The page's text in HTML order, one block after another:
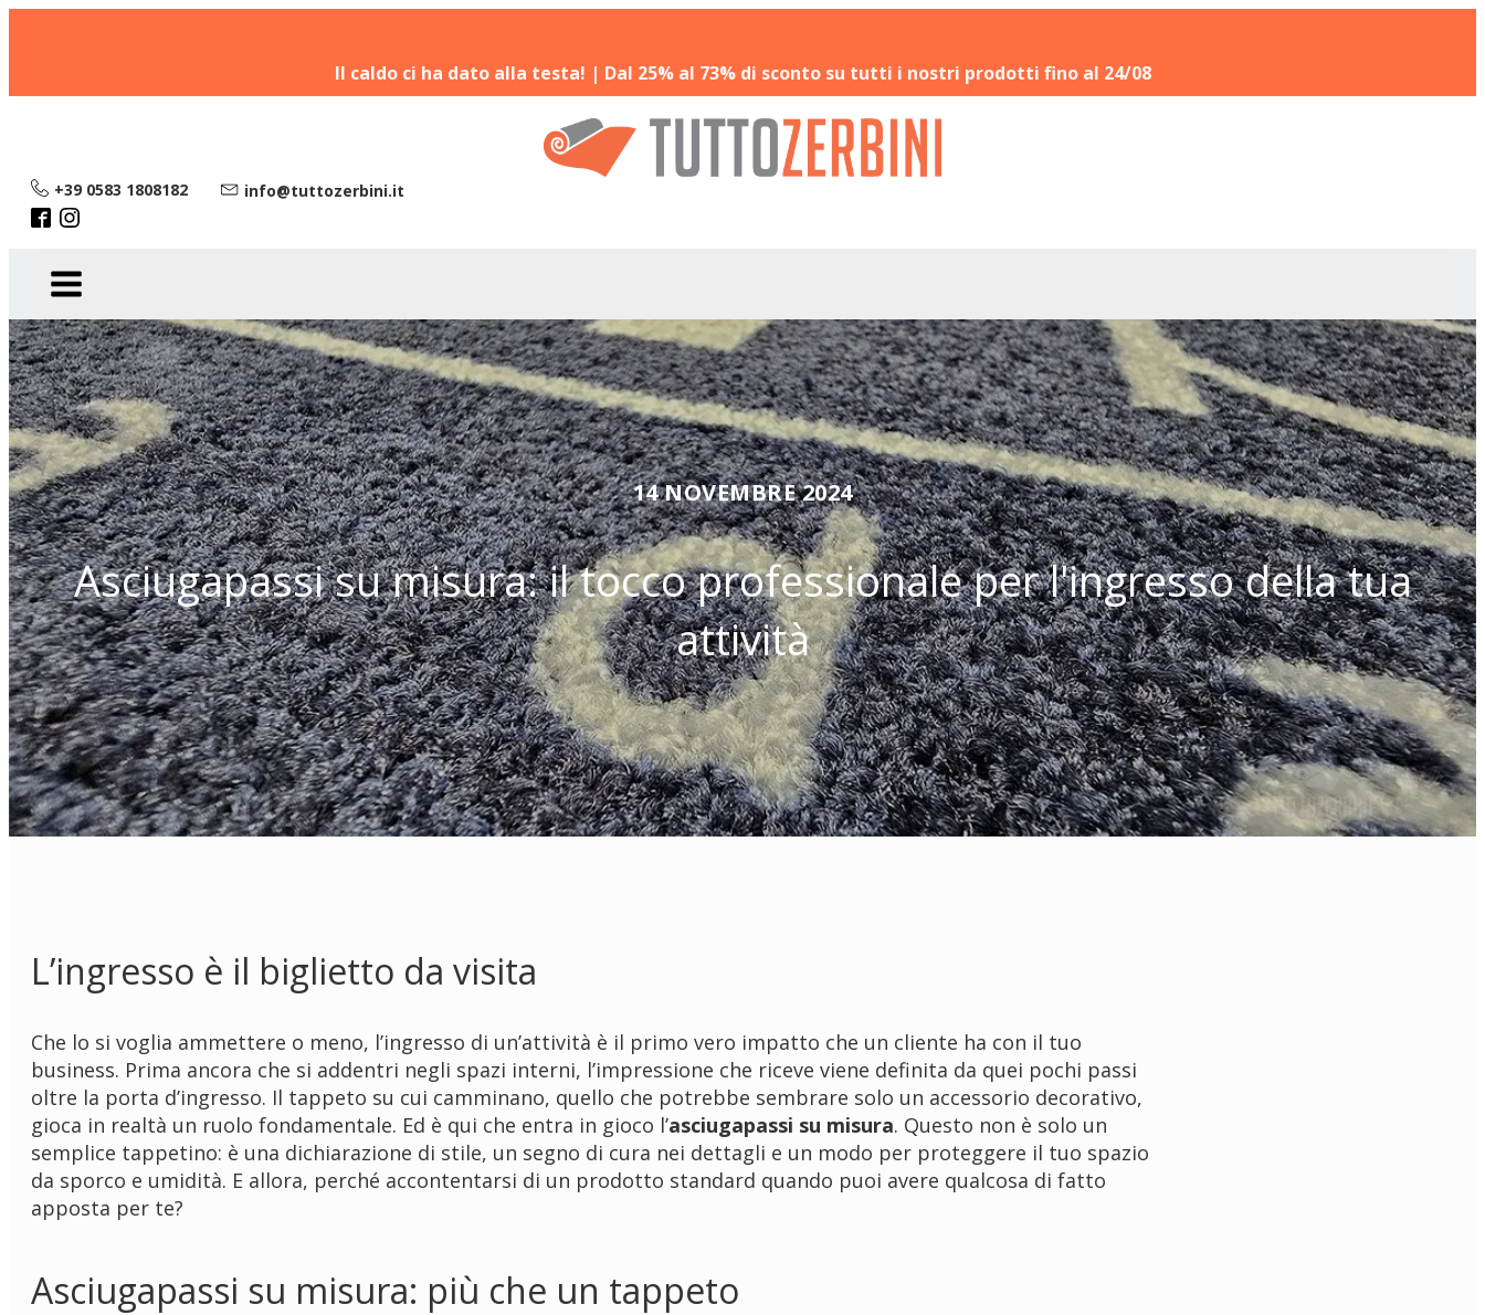
Il caldo ci ha dato alla testa! | Dal 25% al 73% di sconto su tutti i nostri prodotti fino al 24/08
+39 0583 1808182 info@tuttozerbini.it
14 NOVEMBRE 2024
Asciugapassi su misura: il tocco professionale per l'ingresso della tua
attività
L’ingresso è il biglietto da visita
Che lo si voglia ammettere o meno, l’ingresso di un’attività è il primo vero impatto che un cliente ha con il tuo
business. Prima ancora che si addentri negli spazi interni, l’impressione che riceve viene definita da quei pochi passi
oltre la porta d’ingresso. Il tappeto su cui camminano, quello che potrebbe sembrare solo un accessorio decorativo,
gioca in realtà un ruolo fondamentale. Ed è qui che entra in gioco l’asciugapassi su misura. Questo non è solo un
semplice tappetino: è una dichiarazione di stile, un segno di cura nei dettagli e un modo per proteggere il tuo spazio
da sporco e umidità. E allora, perché accontentarsi di un prodotto standard quando puoi avere qualcosa di fatto
apposta per te?
Asciugapassi su misura: più che un tappeto